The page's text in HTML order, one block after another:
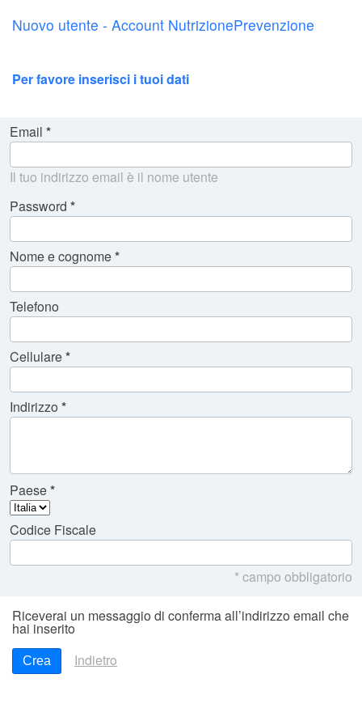
Nuovo utente - Account NutrizionePrevenzione
Per favore inserisci i tuoi dati
Email
Il tuo indirizzo email è il nome utente
Password
Nome e cognome
Telefono
Cellulare
Indirizzo
Paese
Codice Fiscale
* campo obbligatorio
Riceverai un messaggio di conferma all’indirizzo email che
hai inserito
Indietro